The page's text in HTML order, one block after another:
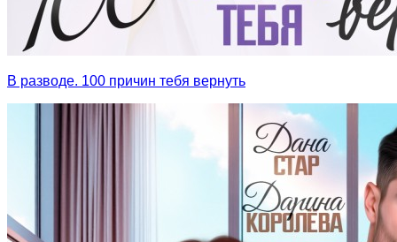
В разводе. 100 причин тебя вернуть